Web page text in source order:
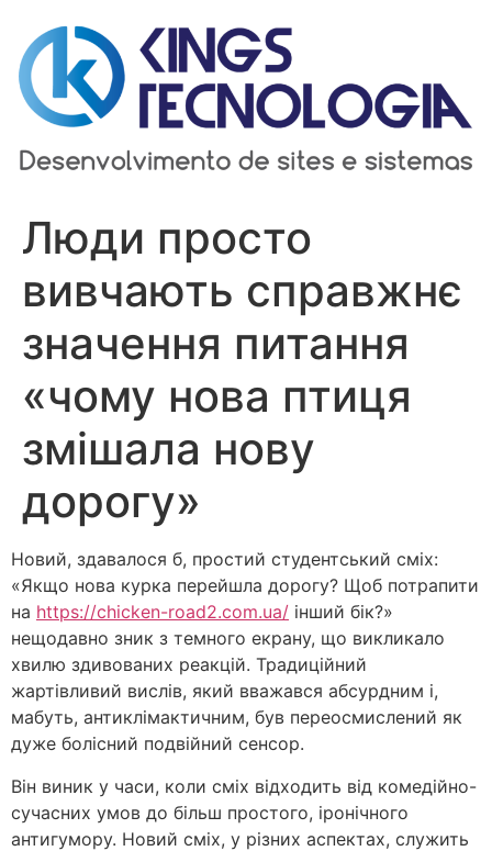
para
conteúdo
Люди просто
вивчають справжнє
значення питання
«чому нова птиця
змішала нову
дорогу»
Новий, здавалося б, простий студентський сміх:
«Якщо нова курка перейшла дорогу? Щоб потрапити
на https://chicken-road2.com.ua/ інший бік?»
нещодавно зник з темного екрану, що викликало
хвилю здивованих реакцій. Традиційний
жартівливий вислів, який вважався абсурдним і,
мабуть, антиклімактичним, був переосмислений як
дуже болісний подвійний сенсор.
Він виник у часи, коли сміх відходить від комедійно-
сучасних умов до більш простого, іронічного
антигумору. Новий сміх, у різних аспектах, служить